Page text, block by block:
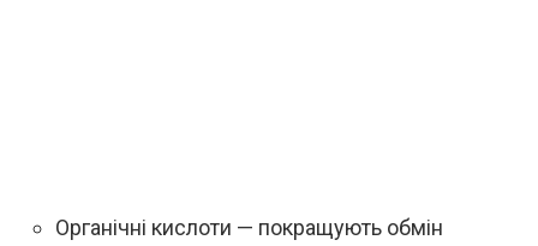
Органічні кислоти — покращують обмін